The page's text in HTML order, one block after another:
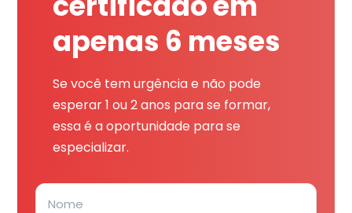
apenas 6 meses
Se você tem urgência e não pode
esperar 1 ou 2 anos para se formar,
essa é a oportunidade para se
especializar.